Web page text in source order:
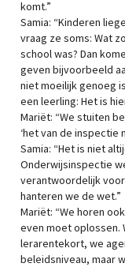
komt.”
Samia: “Kinderen
vraag ze soms: Wat
school was? Dan
geven bijvoorbeeld
niet moeilijk genoeg
een leerling: Het is
Mariët: “We stuiten
‘het van de inspectie
Samia: “Het is niet
Onderwijsinspectie
verantwoordelijk
hanteren we de wet.”
Mariët: “We horen
even moet oplossen.
lerarentekort, we
beleidsniveau, maar